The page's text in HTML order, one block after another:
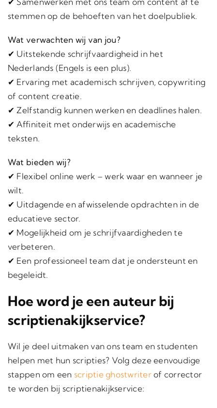
stemmen op de behoeften van het doelpubliek.
Wat verwachten wij van jou?
✔ Uitstekende schrijfvaardigheid in het
Nederlands (Engels is een plus).
✔ Ervaring met academisch schrijven, copywriting
of content creatie.
✔ Zelfstandig kunnen werken en deadlines halen.
✔ Affiniteit met onderwijs en academische
teksten.
Wat bieden wij?
✔ Flexibel online werk – werk waar en wanneer je
wilt.
✔ Uitdagende en afwisselende opdrachten in de
educatieve sector.
✔ Mogelijkheid om je schrijfvaardigheden te
verbeteren.
✔ Een professioneel team dat je ondersteunt en
begeleidt.
Hoe word je een auteur bij
scriptienakijkservice?
Wil je deel uitmaken van ons team en studenten
helpen met hun scripties? Volg deze eenvoudige
stappen om een scriptie ghostwriterof corrector
te worden bij scriptienakijkservice: